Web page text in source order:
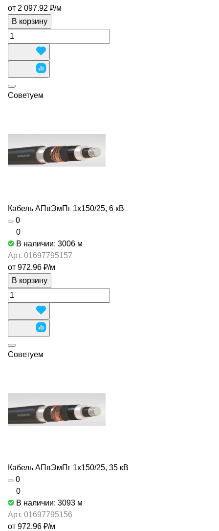
от 2 097.92 ₽/м
В корзину
Советуем
Кабель АПвЭмПг 1х150/25, 6 кВ
0
0
В наличии: 3006 м
Арт. 01697795157
от 972.96 ₽/м
В корзину
Советуем
Кабель АПвЭмПг 1х150/25, 35 кВ
0
0
В наличии: 3093 м
Арт. 01697795156
от 972.96 ₽/м